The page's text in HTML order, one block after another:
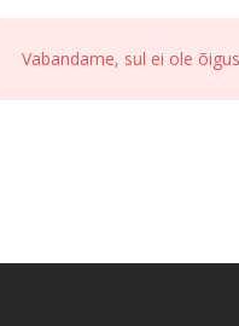
Vabandame, sul ei ole